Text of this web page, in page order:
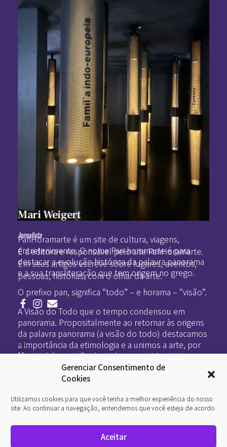
Gerenciar Consentimento de
Cookies
Utilizamos cookies para que você tenha a melhor experiência do nosso
site. Ao continuar a navegação, entendemos que você esteja de acordo.
Aceitar
PanHoramarte é um site de cultura, viagens,
entretenimento. O nome Pan-horamarte é para
destacar a evolução histórica da palavra panorama
e a sua transliteração que tem origem no grego.
O prefixo pan, significa “todo” – e horama – “visão”.
A Visão do Todo que o tempo condensou em
panorama. Propositalmente ao retornar às origens
da palavra panorama (a visão do todo) destacamos
a importância da etimologia e a unimos a arte, por
ser também a visão do todo no sentido criativo.
Mari Weigert
Jornalista
É a editora e responsável pelo site PanHoramarte.
Em seus artigos escreve sobre lugares, eventos,
pessoas, histórias, com o olhar da arte.
Home
Arte
O que é arte
InternetArt
Quem somos